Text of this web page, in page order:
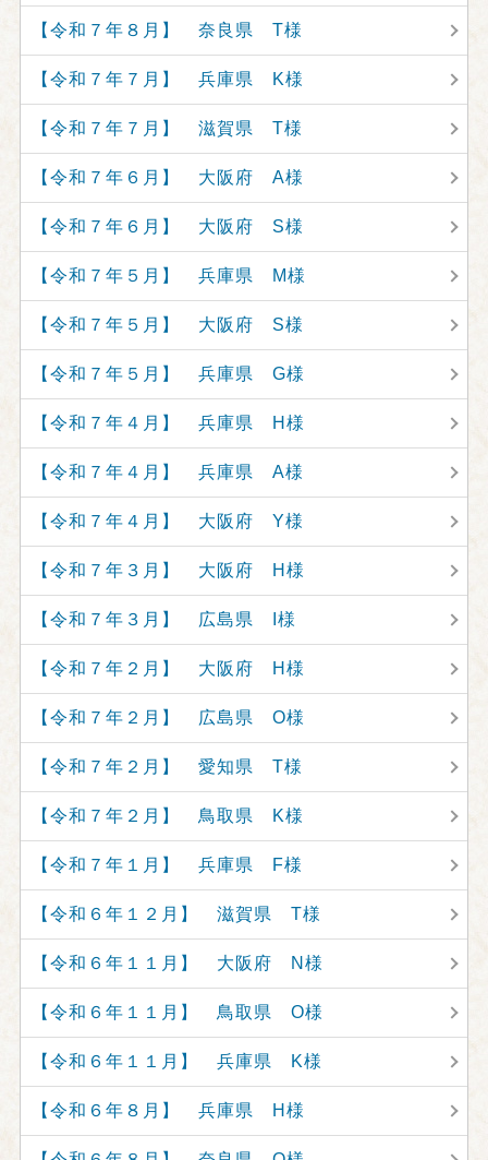
【令和７年８月】 奈良県 T様
【令和７年７月】 兵庫県 K様
【令和７年７月】 滋賀県 T様
【令和７年６月】 大阪府 A様
【令和７年６月】 大阪府 S様
【令和７年５月】 兵庫県 M様
【令和７年５月】 大阪府 S様
【令和７年５月】 兵庫県 G様
【令和７年４月】 兵庫県 H様
【令和７年４月】 兵庫県 A様
【令和７年４月】 大阪府 Y様
【令和７年３月】 大阪府 H様
【令和７年３月】 広島県 I様
【令和７年２月】 大阪府 H様
【令和７年２月】 広島県 O様
【令和７年２月】 愛知県 T様
【令和７年２月】 鳥取県 K様
【令和７年１月】 兵庫県 F様
【令和６年１２月】 滋賀県 T様
【令和６年１１月】 大阪府 N様
【令和６年１１月】 鳥取県 O様
【令和６年１１月】 兵庫県 K様
【令和６年８月】 兵庫県 H様